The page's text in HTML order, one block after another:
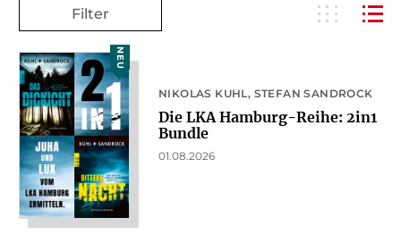
Filter
NEU
NIKOLAS KUHL STEFAN SANDROCK
Die LKA Hamburg-Reihe: 2in1
Bundle
01.08.2026